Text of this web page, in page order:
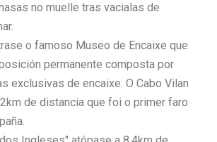
no muelle tras vacialas de
o famoso Museo de Encaixe que
permanente composta por
exclusivas de encaixe. O Cabo Vilan
de distancia que foi o primer faro